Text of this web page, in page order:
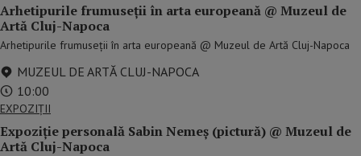
Arhetipurile frumuseții în arta europeană @ Muzeul de
Artă Cluj-Napoca
Arhetipurile frumuseții în arta europeană @ Muzeul de Artă Cluj-Napoca
MUZEUL DE ARTĂ CLUJ-NAPOCA
10:00
EXPOZIȚII
Expoziție personală Sabin Nemeș (pictură) @ Muzeul de
Artă Cluj-Napoca